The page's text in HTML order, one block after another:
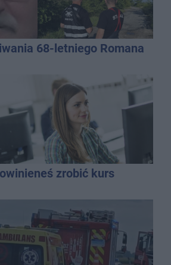
68-letniego Romana
zrobić kurs